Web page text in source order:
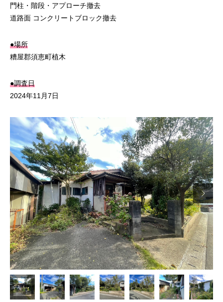
門柱・階段・アプローチ撤去
道路面 コンクリートブロック撤去
●場所
糟屋郡須恵町植木
●調査日
2024年11月7日
